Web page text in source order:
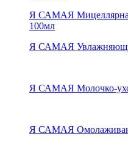
Я САМАЯ
100мл
Я САМАЯ
Я САМАЯ Молочко-
Я САМАЯ